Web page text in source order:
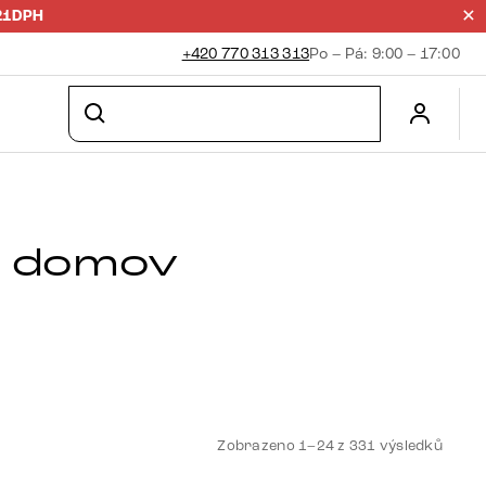
+420 770 313 313Po – Pá: 9:00 – 17:00
TV Stolky
Konferenční
Zobrazeno 1–24 z 331 výsledků